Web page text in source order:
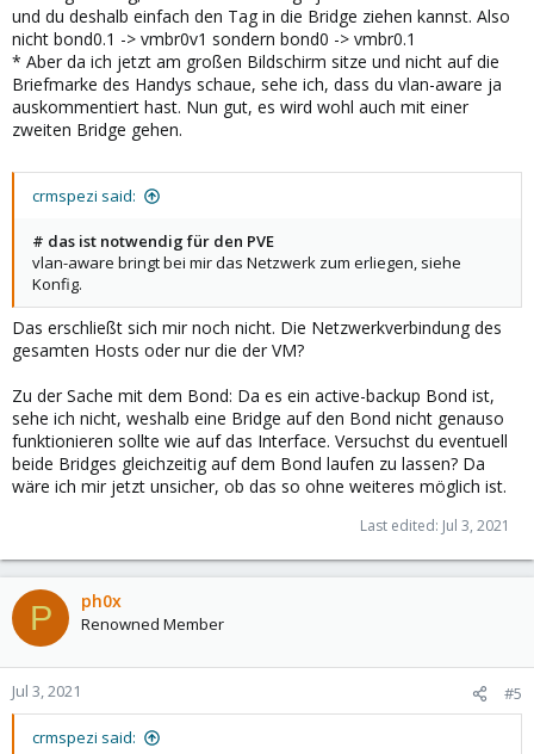
und du deshalb einfach den Tag in die Bridge ziehen kannst. Also
nicht bond0.1 -> vmbr0v1 sondern bond0 -> vmbr0.1
* Aber da ich jetzt am großen Bildschirm sitze und nicht auf die
Briefmarke des Handys schaue, sehe ich, dass du vlan-aware ja
auskommentiert hast. Nun gut, es wird wohl auch mit einer
zweiten Bridge gehen.
crmspezi said:
# das ist notwendig für den PVE
vlan-aware bringt bei mir das Netzwerk zum erliegen, siehe
Konfig.
Das erschließt sich mir noch nicht. Die Netzwerkverbindung des
gesamten Hosts oder nur die der VM?
Zu der Sache mit dem Bond: Da es ein active-backup Bond ist,
sehe ich nicht, weshalb eine Bridge auf den Bond nicht genauso
funktionieren sollte wie auf das Interface. Versuchst du eventuell
beide Bridges gleichzeitig auf dem Bond laufen zu lassen? Da
wäre ich mir jetzt unsicher, ob das so ohne weiteres möglich ist.
Last edited: Jul 3, 2021
P ph0x
Renowned Member
Jul 3, 2021 #5
crmspezi said: